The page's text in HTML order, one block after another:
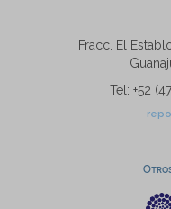
Fracc. El
Tel: +52